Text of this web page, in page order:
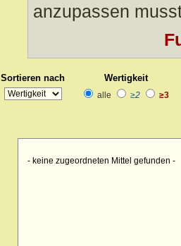
anzupassen
Sortieren nach Wertigkeit
alle ≥2 ≥3
- keine zugeordneten Mittel gefunden -